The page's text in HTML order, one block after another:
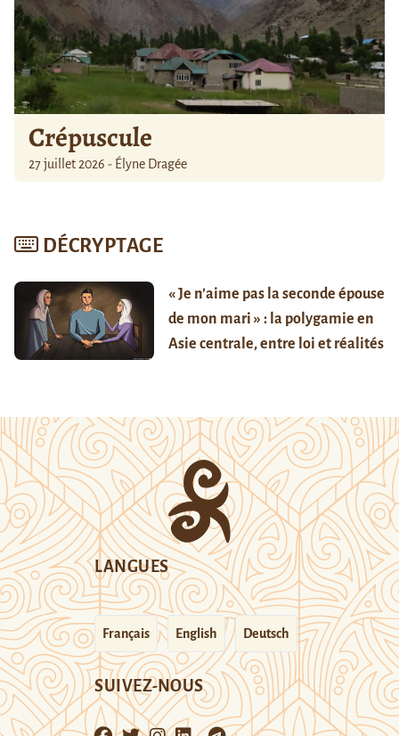
Crépuscule
27 juillet 2026 - Élyne Dragée
DÉCRYPTAGE
« Je n’aime pas la seconde épouse
de mon mari » : la polygamie en
Asie centrale, entre loi et réalités
LANGUES
Français English Deutsch
SUIVEZ-NOUS